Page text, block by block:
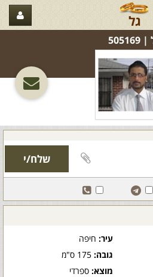
גל
עיר:חיפה
גובה:175 ס"מ
מוצא:ספרדי